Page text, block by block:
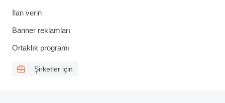
İlan verin
Banner reklamları
Ortaklık programı
Şirketler için